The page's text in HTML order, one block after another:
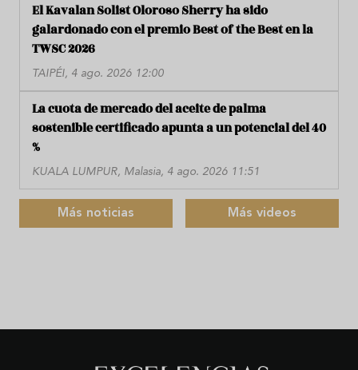
El Kavalan Solist Oloroso Sherry ha sido
galardonado con el premio Best of the Best en la
TWSC 2026
TAIPÉI, 4 ago. 2026 12:00
La cuota de mercado del aceite de palma
sostenible certificado apunta a un potencial del 40
%
KUALA LUMPUR, Malasia, 4 ago. 2026 11:51
Más noticias Más videos